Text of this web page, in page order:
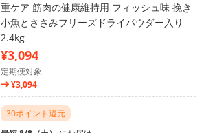
重ケア 筋肉の健康維持用 フィッシュ味 挽き
小魚とささみフリーズドライパウダー入り
2.4kg
¥3,094
定期便対象
¥3,094
30ポイント還元